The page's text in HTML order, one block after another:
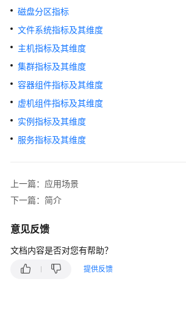
绍
计
费
说
明
快
速
入
门
户
指
佳
实
磁盘分区指标
文件系统指标及其维度
主机指标及其维度
集群指标及其维度
容器组件指标及其维度
虚机组件指标及其维度
实例指标及其维度
服务指标及其维度
上一篇：应用场景
下一篇：简介
意见反馈
文档内容是否对您有帮助？
提供反馈